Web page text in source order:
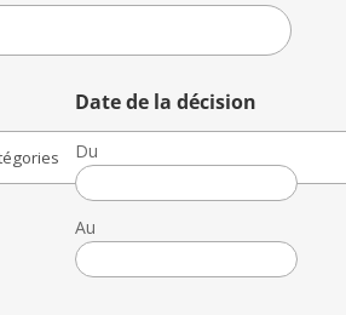
Date de la décision
Du
Date
de
la
décision
Au
Date
de